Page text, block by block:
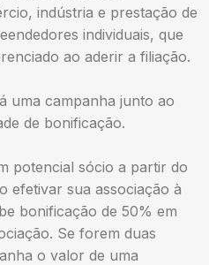
indústria e prestação de
individuais, que
ao aderir a filiação.
uma campanha junto ao
de bonificação.
potencial sócio a partir do
efetivar sua associação à
bonificação de 50% em
Se forem duas
o valor de uma